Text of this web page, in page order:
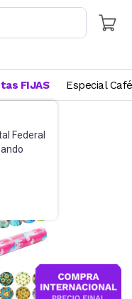
Federal
FIJAS Especial Café